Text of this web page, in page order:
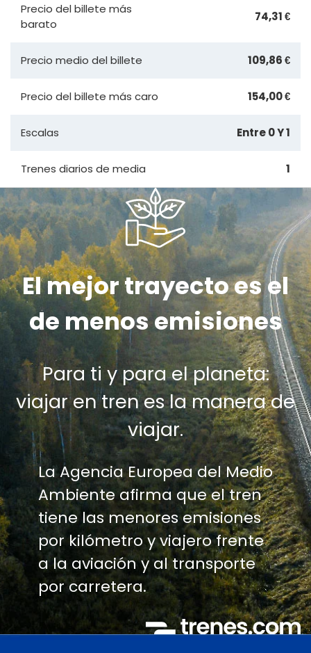
Precio del billete más
barato
74,31 €
Precio medio del billete 109,86 €
Precio del billete más caro 154,00 €
Escalas Entre 0 Y 1
Trenes diarios de media 1
El mejor trayecto es el
de menos emisiones
Para ti y para el planeta:
viajar en tren es la manera de
viajar.
La Agencia Europea del Medio
Ambiente afirma que el tren
tiene las menores emisiones
por kilómetro y viajero frente
a la aviación y al transporte
por carretera.